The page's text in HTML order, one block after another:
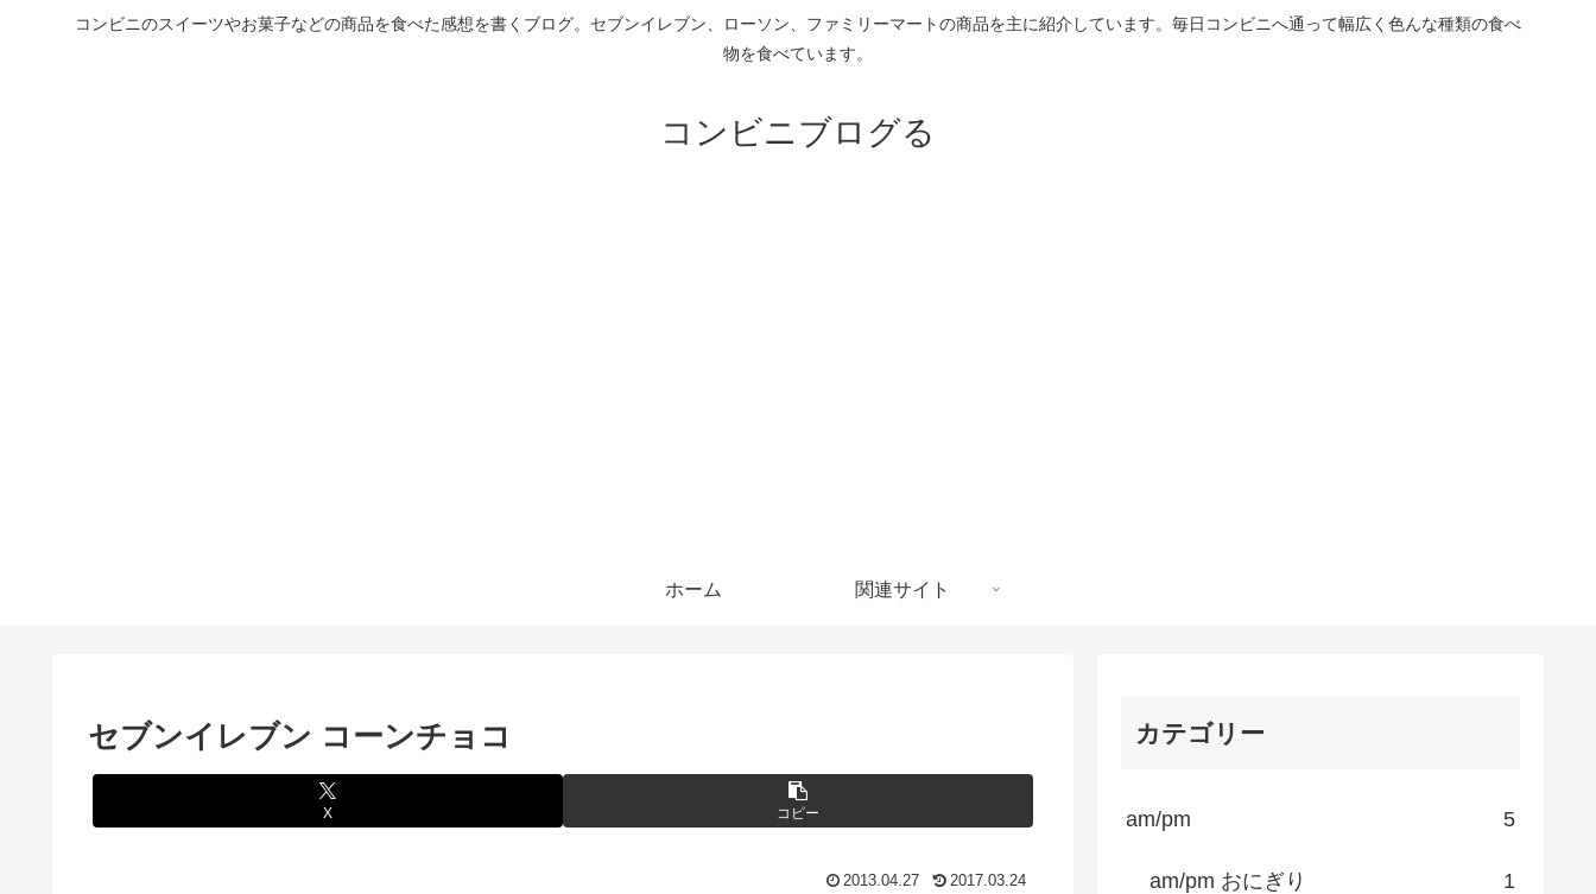
コンビニのスイーツやお菓子などの商品を食べた感想を書くブログ。セブンイレブン、ローソン、ファミリーマートの商品を主に紹介しています。毎日コンビニへ通って幅広く色んな種類の食べ
物を食べています。
コンビニブログる
ホーム 関連サイト
セブンイレブン コーンチョコ
X コピー
2013.04.27 2017.03.24
カテゴリー
am/pm 5
am/pm おにぎり 1